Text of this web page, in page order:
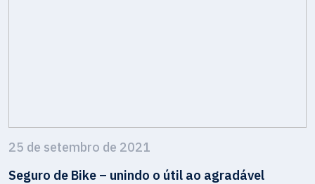
25 de setembro de 2021
Seguro de Bike – unindo o útil ao agradável